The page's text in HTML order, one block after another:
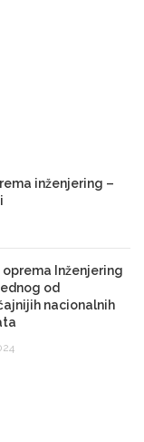
inženjering –
oprema Inženjering
od
nacionalnih